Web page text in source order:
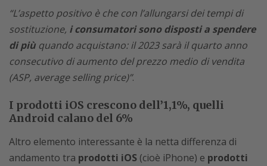
“L’aspetto positivo è che con l’allungarsi dei tempi di
sostituzione, i consumatori sono disposti a spendere
di più quando acquistano: il 2023 sarà il quarto anno
consecutivo di aumento del prezzo medio di vendita
(ASP, average selling price)”.
I prodotti iOS crescono dell’1,1%, quelli
Android calano del 6%
Altro elemento interessante è la netta differenza di
andamento tra prodotti iOS (cioè iPhone) e prodotti